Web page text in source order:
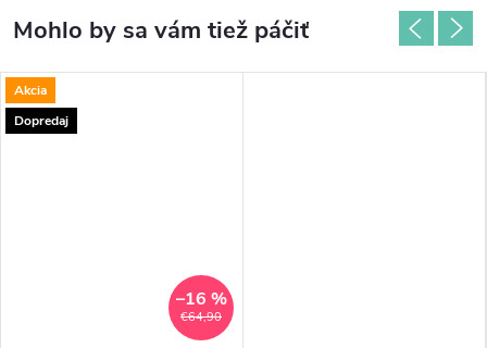
Akcia
Dopredaj
€64,90
–16 %